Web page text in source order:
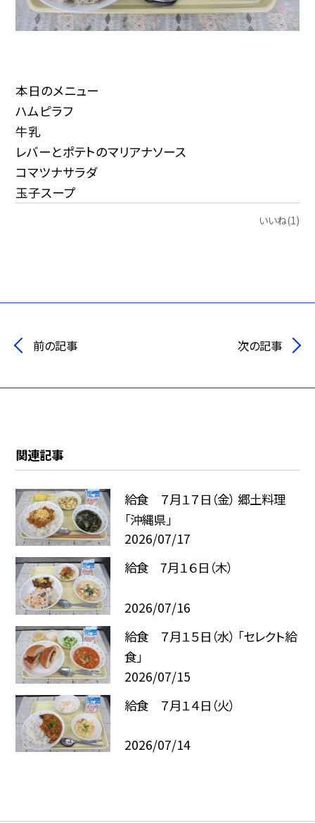
本日のメニュー
ハムピラフ
牛乳
レバーとポテトのマリアナソース
コマツナサラダ
玉子スープ
いいね(1)
前の記事 次の記事
関連記事
給食 ７月１７日（金） 郷土料理
「沖縄県」
2026/07/17
給食 7月１６日（木）
2026/07/16
給食 ７月１５日（水） 「セレクト給
食」
2026/07/15
給食 ７月１４日（火）
2026/07/14